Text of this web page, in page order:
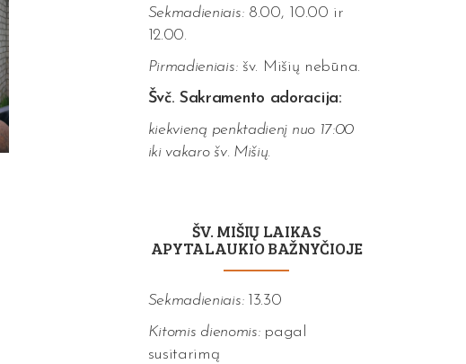
Sekmadieniais:8.00, 10.00 ir
12.00.
Pirmadieniais:šv. Mišių nebūna.
Švč. Sakramento adoracija:
kiekvieną penktadienį nuo 17:00
iki vakaro šv. Mišių.
ŠV. MIŠIŲ LAIKAS
APYTALAUKIO BAŽNYČIOJE
Sekmadieniais: 13.30
Kitomis dienomis: pagal
susitarimą